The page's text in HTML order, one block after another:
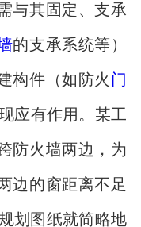
与其固定、支承
的支承系统等）
构件（如防火 门
应有作用。某工
防火墙两边，为
边的窗距离不足
划图纸就简略地